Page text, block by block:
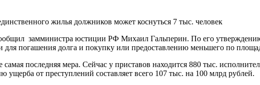
жилья должников может коснуться 7 тыс. человек
замминистра юстиции РФ Михаил Гальперин. По его
для погашения долга и покупку или предоставлению меньшего по
последняя мера. Сейчас у приставов находится 880 тыс.
ущерба от преступлений составляет всего 107 тыс. на 100 млрд рублей.